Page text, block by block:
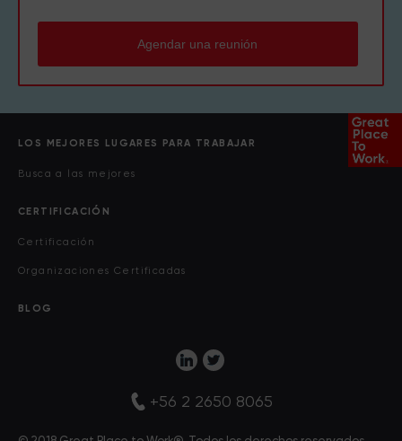
Agendar una reunión
LOS MEJORES LUGARES PARA TRABAJAR
Busca a las mejores
CERTIFICACIÓN
Certificación
Organizaciones Certificadas
BLOG
+56 2 2650 8065